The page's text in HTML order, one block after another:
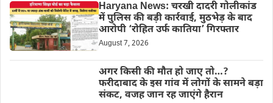
Haryana News: चरखी दादरी गोलीकांड
में पुलिस की बड़ी कार्रवाई, मुठभेड़ के बाद
आरोपी ‘रोहित उर्फ कातिया’ गिरफ्तार
August 7, 2026
अगर किसी की मौत हो जाए तो…?
फरीदाबाद के इस गांव में लोगों के सामने बड़ा
संकट, वजह जान रह जाएंगे हैरान